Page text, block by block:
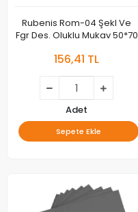
Rubenis Rom-04 Şekl Ve
Fgr Des. Oluklu Mukav 50*70
156,41 TL
Adet
Sepete Ekle